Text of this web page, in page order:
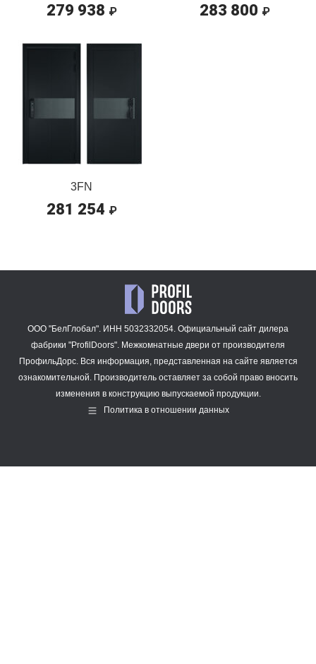
279 938 ₽ 283 800 ₽
3FN
281 254 ₽
ООО "БелГлобал". ИНН 5032332054. Официальный сайт дилера
фабрики "ProfilDoors". Межкомнатные двери от производителя
ПрофильДорс. Вся информация, представленная на сайте является
ознакомительной. Производитель оставляет за собой право вносить
изменения в конструкцию выпускаемой продукции.
Политика в отношении данных